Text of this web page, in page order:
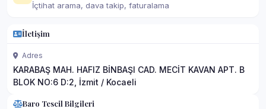
İçtihat arama, dava takip, faturalama
İletişim
Adres
KARABAŞ MAH. HAFIZ BİNBAŞI CAD. MECİT KAVAN APT. B
BLOK NO:6 D:2, İzmit / Kocaeli
Baro Tescil Bilgileri